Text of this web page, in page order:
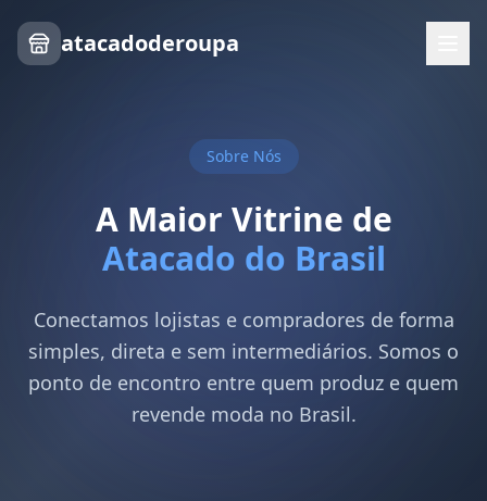
atacadoderoupa
Sobre Nós
A Maior Vitrine de
Atacado do Brasil
Conectamos lojistas e compradores de forma
simples, direta e sem intermediários. Somos o
ponto de encontro entre quem produz e quem
revende moda no Brasil.